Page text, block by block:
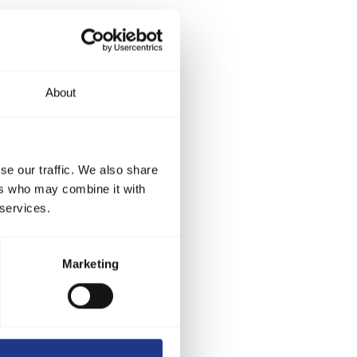
About
our traffic. We also share
who may combine it with
Marketing